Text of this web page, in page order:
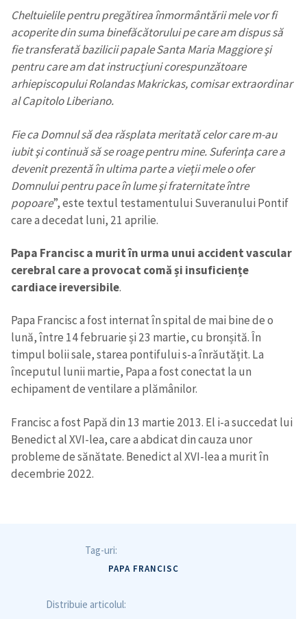
Cheltuielile pentru pregătirea înmormântării mele vor fi
acoperite din suma binefăcătorului pe care am dispus să
fie transferată bazilicii papale Santa Maria Maggiore şi
pentru care am dat instrucţiuni corespunzătoare
arhiepiscopului Rolandas Makrickas, comisar extraordinar
al Capitolo Liberiano.
Fie ca Domnul să dea răsplata meritată celor care m-au
iubit şi continuă să se roage pentru mine. Suferinţa care a
devenit prezentă în ultima parte a vieţii mele o ofer
Domnului pentru pace în lume şi fraternitate între
popoare”, este textul testamentului Suveranului Pontif
care a decedat luni, 21 aprilie.
Papa Francisc a murit în urma unui accident vascular
cerebral care a provocat comă și insuficiențe
cardiace ireversibile.
Papa Francisc a fost internat în spital de mai bine de o
lună, între 14 februarie și 23 martie, cu bronșită. În
timpul bolii sale, starea pontifului s-a înrăutățit. La
începutul lunii martie, Papa a fost conectat la un
echipament de ventilare a plămânilor.
Francisc a fost Papă din 13 martie 2013. El i-a succedat lui
Benedict al XVI-lea, care a abdicat din cauza unor
probleme de sănătate. Benedict al XVI-lea a murit în
decembrie 2022.
Tag-uri:
PAPA FRANCISC
Distribuie articolul: